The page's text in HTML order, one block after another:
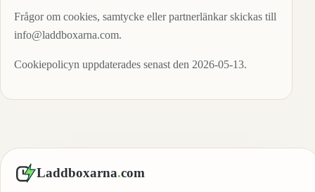
Frågor om cookies, samtycke eller partnerlänkar skickas till
info@laddboxarna.com.
Cookiepolicyn uppdaterades senast den 2026-05-13.
Laddboxarna.com